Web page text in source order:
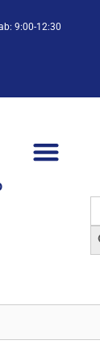
9:00-12:30